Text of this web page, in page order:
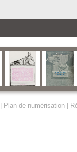
Plan de numérisation|